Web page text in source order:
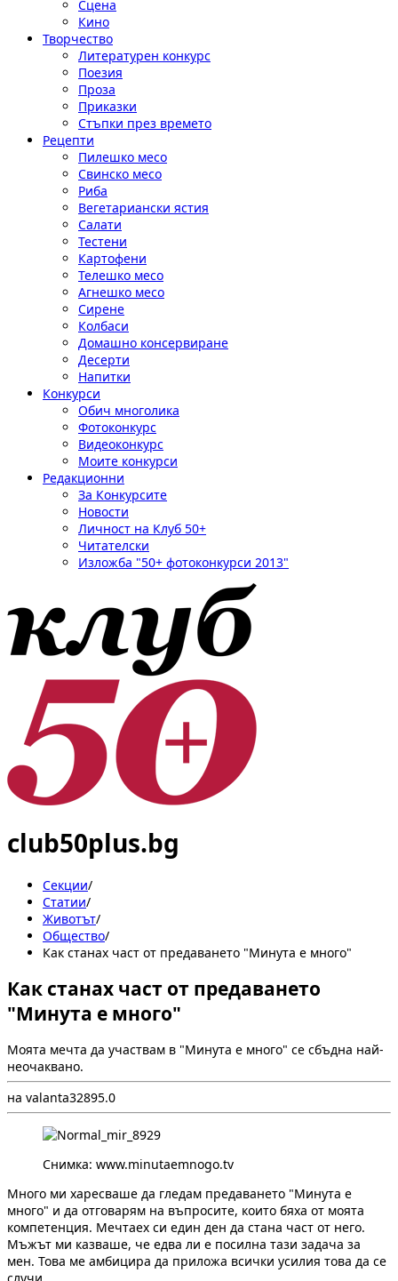
Сцена
Кино
Творчество
Литературен конкурс
Поезия
Проза
Приказки
Стъпки през времето
Рецепти
Пилешко месо
Свинско месо
Риба
Вегетариански ястия
Салати
Тестени
Картофени
Телешко месо
Агнешко месо
Сирене
Колбаси
Домашно консервиране
Десерти
Напитки
Конкурси
Обич многолика
Фотоконкурс
Видеоконкурс
Моите конкурси
Редакционни
За Конкурсите
Новости
Личност на Клуб 50+
Читателски
Изложба "50+ фотоконкурси 2013"
club50plus.bg
Секции/
Статии/
Животът/
Общество/
Как станах част от предаването "Минута е много"
Как станах част от предаването
"Минута е много"
Моята мечта да участвам в "Минута е много" се сбъдна най-
неочаквано.
на valanta32895.0
Снимка: www.minutaemnogo.tv
Много ми харесваше да гледам предаването "Минута е
много" и да отговарям на въпросите, които бяха от моята
компетенция. Мечтаех си един ден да стана част от него.
Мъжът ми казваше, че едва ли е посилна тази задача за
мен. Това ме амбицира да приложа всички усилия това да се